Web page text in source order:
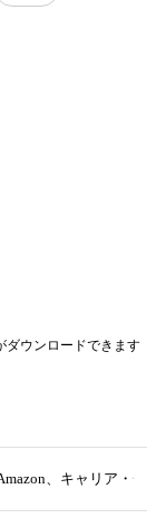
ダウンロードできます
、キャリア・チ